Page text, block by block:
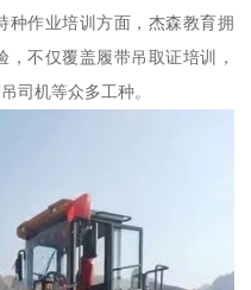
种作业培训方面，杰森教育拥
不仅覆盖履带吊取证培训，
司机等众多工种。